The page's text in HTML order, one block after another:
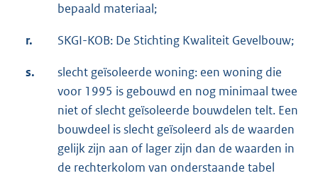
bepaald materiaal;
r. SKGI-KOB: De Stichting Kwaliteit Gevelbouw;
s.
slecht geïsoleerde woning: een woning die
voor 1995 is gebouwd en nog minimaal twee
niet of slecht geïsoleerde bouwdelen telt. Een
bouwdeel is slecht geïsoleerd als de waarden
gelijk zijn aan of lager zijn dan de waarden in
de rechterkolom van onderstaande tabel